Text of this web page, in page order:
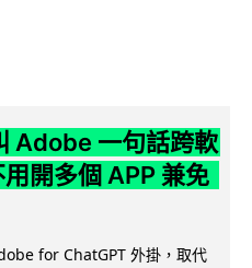
Adobe 一句話跨軟
開多個 APP 兼免
for ChatGPT 外掛，取代